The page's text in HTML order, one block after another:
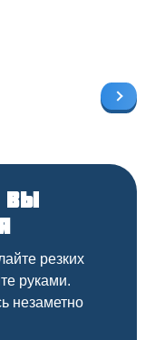
вы
резких
руками.
незаметно